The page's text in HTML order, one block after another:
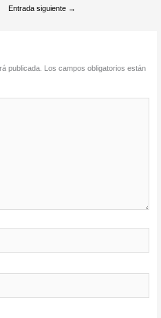
Entrada siguiente →
publicada. Los campos obligatorios están